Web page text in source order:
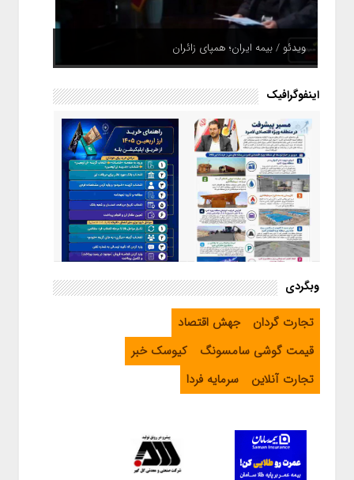
ویدئو / بیمه ایران؛ همپای زائران
اینفوگرافیک
اینفوگرافیک / مسیر پیشرفت در
منطقه ویژه اقتصادی لامرد
اینفوگرافیک / راهنمای خرید ارز
اربعین از طریق اپلیکیشن بله
وبگردی
تجارت گردان
جهش اقتصاد
قیمت گوشی سامسونگ
کیوسک خبر
تجارت آنلاین
سرمایه فردا